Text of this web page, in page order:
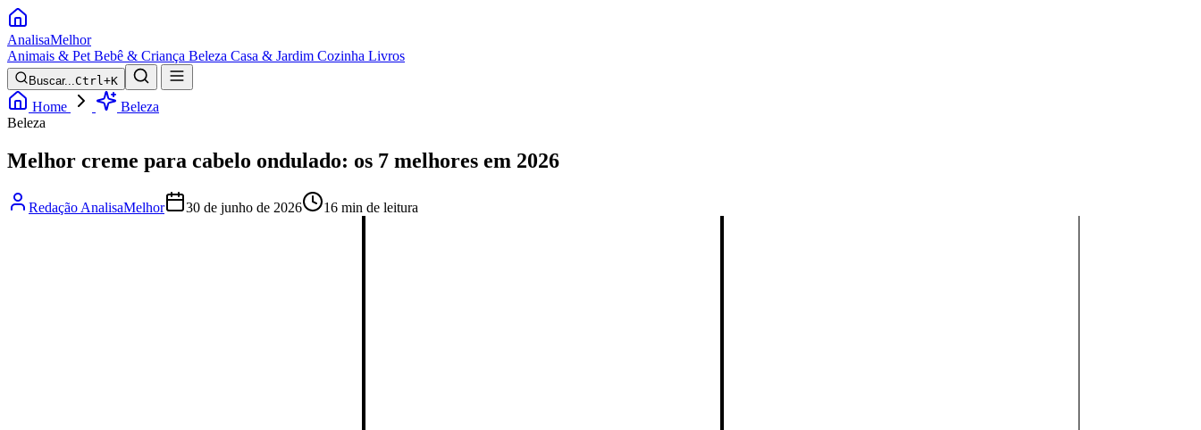
AnalisaMelhor
Animais & Pet Bebê & Criança Beleza Casa & Jardim Cozinha Livros
Buscar...Ctrl+K
Home
Beleza
Beleza
Melhor creme para cabelo ondulado: os 7 melhores em 2026
Redação AnalisaMelhor 30 de junho de 2026 16 min de leitura